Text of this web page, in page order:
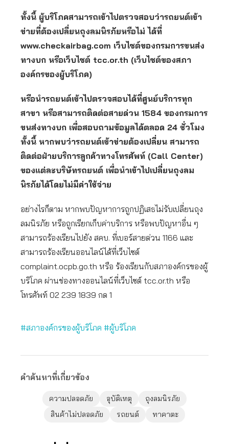
ทั้งนี้ ผู้บริโภคสามารถเข้าไปตรวจสอบว่ารถยนต์เข้า
ข่ายที่ต้องเปลี่ยนถุงลมนิรภัยหรือไม่ ได้ที่
www.checkairbag.com เว็บไซต์ของกรมการขนส่ง
ทางบก หรือเว็บไซต์ tcc.or.th (เว็บไซต์ของสภา
องค์กรของผู้บริโภค)
หรือนำรถยนต์เข้าไปตรวจสอบได้ที่ศูนย์บริการทุก
สาขา หรือสามารถติดต่อสายด่วน 1584 ของกรมการ
ขนส่งทางบก เพื่อสอบถามข้อมูลได้ตลอด 24 ชั่วโมง
ทั้งนี้ หากพบว่ารถยนต์เข้าข่ายต้องเปลี่ยน สามารถ
ติดต่อฝ่ายบริการลูกค้าทางโทรศัพท์ (Call Center)
ของแต่ละบริษัทรถยนต์ เพื่อนำเข้าไปเปลี่ยนถุงลม
นิรภัยได้โดยไม่มีค่าใช้จ่าย
อย่างไรก็ตาม หากพบปัญหาการถูกปฏิเสธไม่รับเปลี่ยนถุง
ลมนิรภัย หรือถูกเรียกเก็บค่าบริการ หรือพบปัญหาอื่น ๆ
สามารถร้องเรียนไปยัง สคบ. ที่เบอร์สายด่วน 1166 และ
สามารถร้องเรียนออนไลน์ได้ที่เว็บไซต์
complaint.ocpb.go.th หรือ ร้องเรียนกับสภาองค์กรของผู้
บริโภค ผ่านช่องทางออนไลน์ที่เว็บไซต์ tcc.or.th หรือ
โทรศัพท์ 02 239 1839 กด 1
#สภาองค์กรของผู้บริโภค #ผู้บริโภค
คำค้นหาที่เกี่ยวข้อง
ความปลอดภัย อุบัติเหตุ
ถุงลมนิรภัย
สินค้าไม่ปลอดภัย
รถยนต์ ทาคาตะ